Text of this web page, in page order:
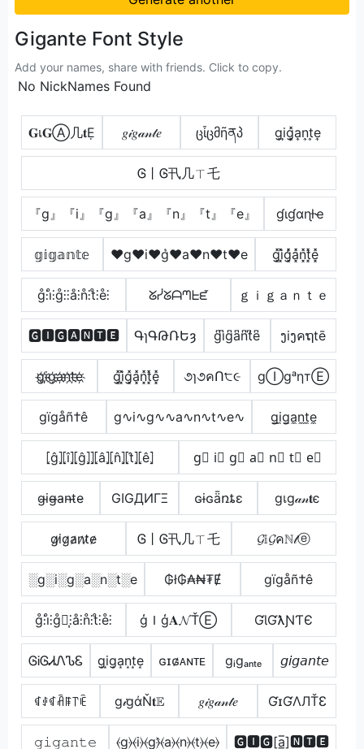
Gigante Font Style
Add your names, share with friends. Click to copy.
No NickNames Found
𝐆เ𝐆Ⓐ几𝐭Ẹ 𝑔𝒾𝑔𝒶𝓃𝓉𝑒 ცἶცმῆནპ g͎i͎g͎͓̽a͎n͎t͎e͎
Ꮆ丨Ꮆ卂几ㄒ乇
『g』『i』『g』『a』『n』『t』『e』 ɠιɠαɳƚҽ
𝕘𝕚𝕘𝕒𝕟𝕥𝕖 ♥g♥i♥g͛♥a♥n♥t♥e g͓̽i͓̽g͓̽̾a͓̽n͓̽t͓̽e͓̽
g̊⫶i̊⫶g̊⫶⫶å⫶n̊⫶t̊⫶e̊⫶ ᘜᓰᘜᗩᘉᖶᘿ ｇｉｇａｎｔｅ
🅶🅸🅶🅰🅽🆃🅴 ԳɿԳԹՌԵȝ g͆i͆g͆a͆n͆t͆e͆ ງiງคຖtē
g҉i҉g҉a҉n҉t҉e҉ g͓̽i͓̽g͓̽a͓̽n͓̽t͓̽e͓̽ ૭ɿ૭คՈ੮૯ gⒾgᵃηтⒺ
gïgåñ†ê g∿i∿g∿∿a∿n∿t∿e∿ g̼i̼g̼a̼n̼t̼e̼
⦏ĝ⦎⦏î⦎⦏ĝ⦎⦎⦏â⦎⦏n̂⦎⦏t̂⦎⦏ê⦎ g⃣ i⃣ g⃣ a⃣ n⃣ t⃣ e⃣
g̴i̴g̴̶a̴n̴t̴e̴ GIGДИΓΞ ɢɨɢǟռȶɛ gเg𝒶𝓃𝐭є
g̷i̷g̷a̷n̷t̷e̷ Ꮆ丨Ꮆ卂几ㄒ乇 𝓖𝕚𝓖คℕ𝓉ⓔ
░g░i░g░a░n░t░e ₲ł₲₳₦₮Ɇ gïgåñ†ê
g̊⫶i̊⫶g̊⫶͎⫶å⫶n̊⫶t̊⫶e̊⫶ ģＩģ𝐀𝓝ŤⒺ ƓƖƓƛƝƬЄ
ᎶᎥᎶᏗᏁᏖᏋ g͙i͙g͙a͙n͙t͙e͙ ɢɪɢ̷ᴀɴᴛᴇ gᵢgₐₙₜₑ 𝘨𝘪𝘨𝘢𝘯𝘵𝘦
ꁍꂑꁍꋫꁹ꓅ꍟ g𝒾gάŇ𝐭𝔼 𝑔𝒾𝑔𝒶𝓃𝓉𝑒 ƓɪƓΛЛŤƐ
𝚐𝚒𝚐𝚊𝚗𝚝𝚎 ⦑g⦒⦑i⦒⦑g⦒̂⦑a⦒⦑n⦒⦑t⦒⦑e⦒ 🅶🅸🅶[a̲̅]🅽🆃🅴